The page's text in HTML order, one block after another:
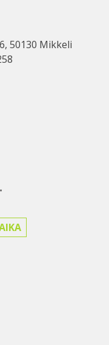
50130 Mikkeli